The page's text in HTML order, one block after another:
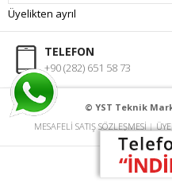
Üyelikten ayrıl
TELEFON
+90 (282) 651 58 73
© YST Teknik
MESAFELİ SATIŞ SÖZLEŞMESİ|
STORE PLUS®